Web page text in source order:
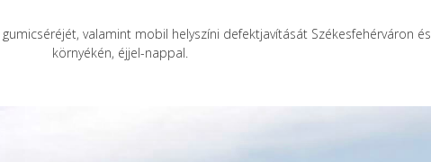
valamint mobil helyszíni defektjavítását Székesfehérváron és
környékén, éjjel-nappal.